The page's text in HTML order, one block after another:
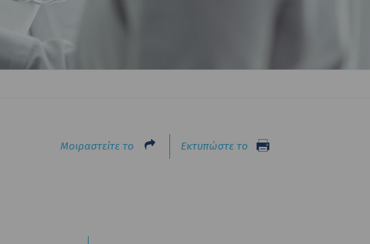
Μοιραστείτε το Εκτυπώστε το